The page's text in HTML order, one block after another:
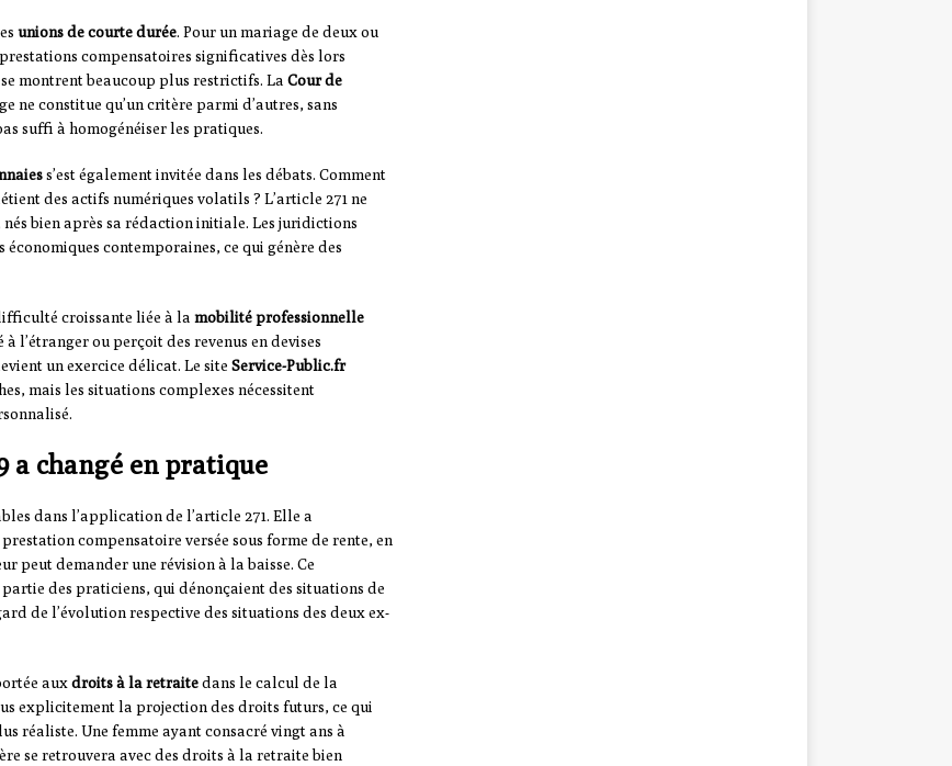
unions de courte durée. Pour un mariage de deux ou
compensatoires significatives dès lors
montrent beaucoup plus restrictifs. La Cour de
ne constitue qu’un critère parmi d’autres, sans
suffi à homogénéiser les pratiques.
s’est également invitée dans les débats. Comment
des actifs numériques volatils ? L’article 271 ne
bien après sa rédaction initiale. Les juridictions
contemporaines, ce qui génère des
croissante liée à la mobilité professionnelle
l’étranger ou perçoit des revenus en devises
un exercice délicat. Le site Service-Public.fr
mais les situations complexes nécessitent
a changé en pratique
dans l’application de l’article 271. Elle a
compensatoire versée sous forme de rente, en
peut demander une révision à la baisse. Ce
des praticiens, qui dénonçaient des situations de
de l’évolution respective des situations des deux ex-
auxdroits à la retraitedans le calcul de la
explicitement la projection des droits futurs, ce qui
réaliste. Une femme ayant consacré vingt ans à
se retrouvera avec des droits à la retraite bien